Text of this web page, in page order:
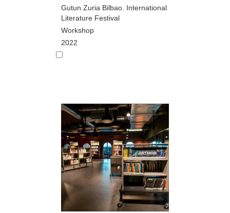
Gutun Zuria Bilbao. International
Literature Festival
Workshop
2022